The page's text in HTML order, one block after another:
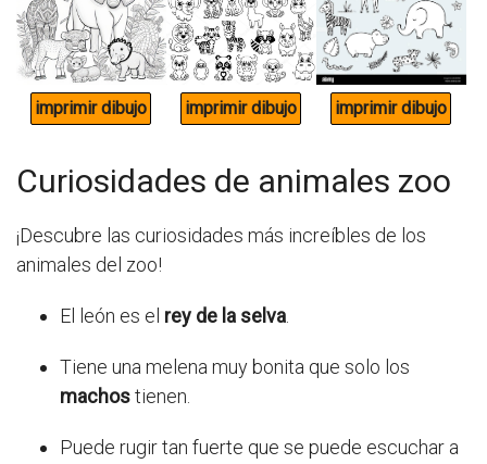
Curiosidades de animales zoo
¡Descubre las curiosidades más increíbles de los
animales del zoo!
El león es el rey de la selva
Tiene una melena muy bonita que solo los
machostienen.
Puede rugir tan fuerte que se puede escuchar a